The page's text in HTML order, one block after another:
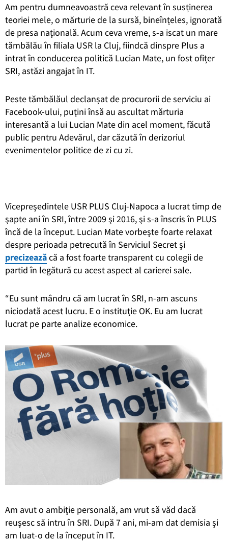
Am pentru dumneavoastră ceva relevant în susținerea
teoriei mele, o mărturie de la sursă, bineînțeles, ignorată
de presa națională. Acum ceva vreme, s-a iscat un mare
tămbălău în filiala USR la Cluj, fiindcă dinspre Plus a
intrat în conducerea politică Lucian Mate, un fost ofițer
SRI, astăzi angajat în IT.
Peste tămbălăul declanșat de procurorii de serviciu ai
Facebook-ului, puțini însă au ascultat mărturia
interesantă a lui Lucian Mate din acel moment, făcută
public pentru Adevărul, dar căzută în derizoriul
evenimentelor politice de zi cu zi.
Vicepreşedintele USR PLUS Cluj-Napoca a lucrat timp de
şapte ani în SRI, între 2009 şi 2016, şi s-a înscris în PLUS
încă de la început. Lucian Mate vorbeşte foarte relaxat
despre perioada petrecută în Serviciul Secret şi
precizeazăcă a fost foarte transparent cu colegii de
partid în legătură cu acest aspect al carierei sale.
“Eu sunt mândru că am lucrat în SRI, n-am ascuns
niciodată acest lucru. E o instituţie OK. Eu am lucrat
lucrat pe parte analize economice.
Am avut o ambiţie personală, am vrut să văd dacă
reuşesc să intru în SRI. După 7 ani, mi-am dat demisia şi
am luat-o de la început în IT.